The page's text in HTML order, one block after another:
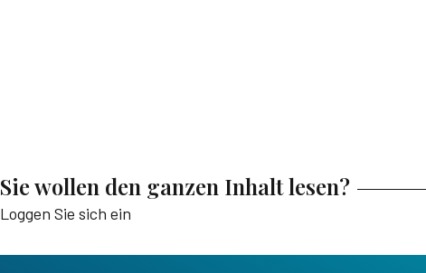
Sie wollen den ganzen Inhalt lesen?
Loggen Sie sich ein